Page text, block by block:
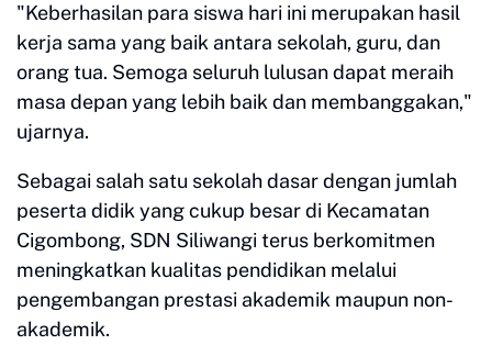
"Keberhasilan para siswa hari ini merupakan hasil
kerja sama yang baik antara sekolah, guru, dan
orang tua. Semoga seluruh lulusan dapat meraih
masa depan yang lebih baik dan membanggakan,"
ujarnya.
Sebagai salah satu sekolah dasar dengan jumlah
peserta didik yang cukup besar di Kecamatan
Cigombong, SDN Siliwangi terus berkomitmen
meningkatkan kualitas pendidikan melalui
pengembangan prestasi akademik maupun non-
akademik.